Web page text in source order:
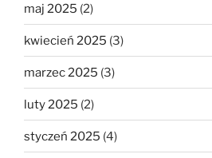
maj 2025 (2)
kwiecień 2025 (3)
marzec 2025 (3)
luty 2025 (2)
styczeń 2025 (4)